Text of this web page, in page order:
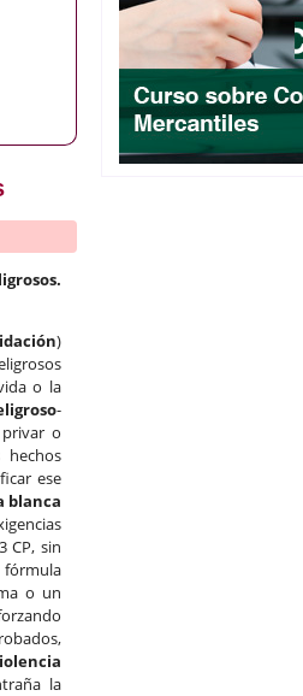
)
o la
-
o
ese
blanca
CP, sin
fórmula
o un
la